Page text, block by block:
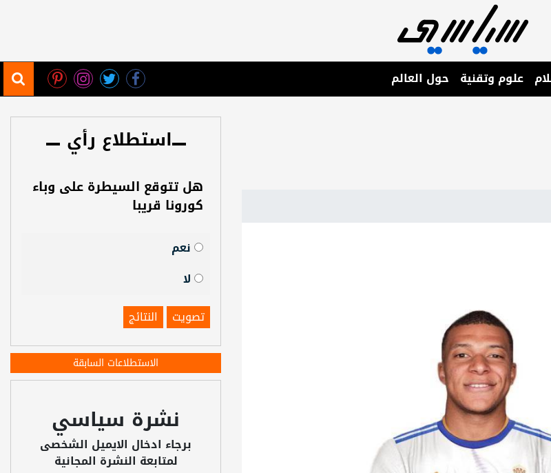
علوم وتقنية حول العالم
استطلاع رأي
هل تتوقع السيطرة على وباء
كورونا قريبا
نعم
لا
تصويت
النتائج
الاستطلاعات السابقة
نشرة سياسي
برجاء ادخال الايميل الشخصى
لمتابعة النشرة المجانية